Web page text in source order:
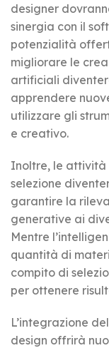
designer
sinergia con il
potenzialità
migliorare le
artificiali
apprendere
utilizzare gli
e creativo.
Inoltre, le
selezione
garantire la
generative ai
Mentre
quantità di
compito di
per ottenere
L’integrazione
design offrirà